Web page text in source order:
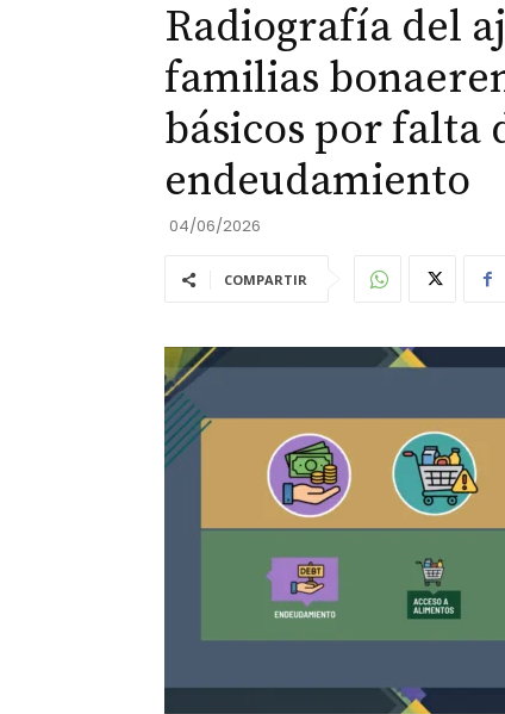
Radiografía del
familias
básicos por falta
endeudamiento
04/06/2026
COMPARTIR